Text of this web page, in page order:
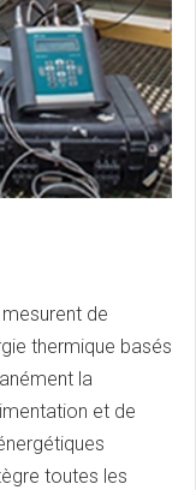
mesurent de
thermique basés
la
et de
toutes les